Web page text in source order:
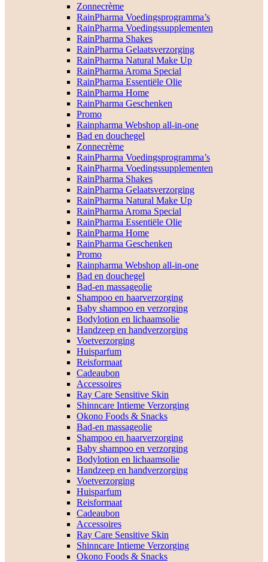
Zonnecrème
RainPharma Voedingsprogramma’s
RainPharma Voedingssupplementen
RainPharma Shakes
RainPharma Gelaatsverzorging
RainPharma Natural Make Up
RainPharma Aroma Special
RainPharma Essentiële Olie
RainPharma Home
RainPharma Geschenken
Promo
Rainpharma Webshop all-in-one
Bad en douchegel
Zonnecrème
RainPharma Voedingsprogramma’s
RainPharma Voedingssupplementen
RainPharma Shakes
RainPharma Gelaatsverzorging
RainPharma Natural Make Up
RainPharma Aroma Special
RainPharma Essentiële Olie
RainPharma Home
RainPharma Geschenken
Promo
Rainpharma Webshop all-in-one
Bad en douchegel
Bad-en massageolie
Shampoo en haarverzorging
Baby shampoo en verzorging
Bodylotion en lichaamsolie
Handzeep en handverzorging
Voetverzorging
Huisparfum
Reisformaat
Cadeaubon
Accessoires
Ray Care Sensitive Skin
Shinncare Intieme Verzorging
Okono Foods & Snacks
Bad-en massageolie
Shampoo en haarverzorging
Baby shampoo en verzorging
Bodylotion en lichaamsolie
Handzeep en handverzorging
Voetverzorging
Huisparfum
Reisformaat
Cadeaubon
Accessoires
Ray Care Sensitive Skin
Shinncare Intieme Verzorging
Okono Foods & Snacks